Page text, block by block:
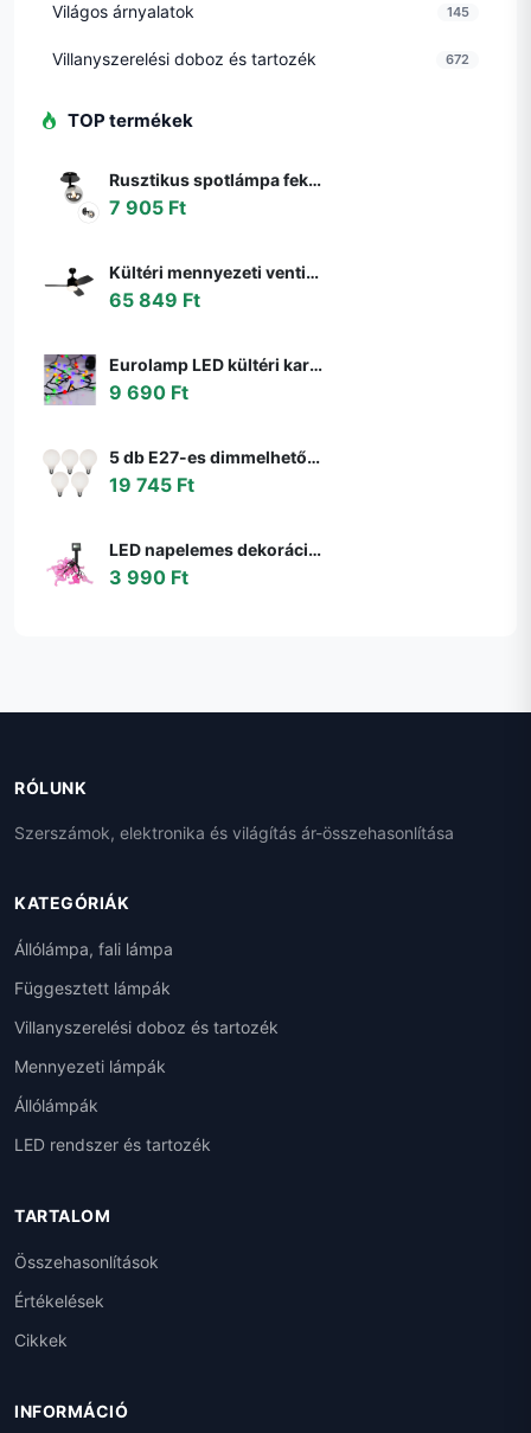
Világos árnyalatok 145
Villanyszerelési doboz és tartozék 672
TOP termékek
Rusztikus spotlámpa fekete állítható füstüveggel - Athén
7 905 Ft
Kültéri mennyezeti ventilátor fekete 91,3 cm LED-del, fényerőszabályzóval, távirányítóval IP44 - Toledo
65 849 Ft
Eurolamp LED kültéri karácsonyi fényfüzér LINE 500 LED 17,9 m IP44 többszínű 600
9 690 Ft
5 db E27-es dimmelhető LED izzó G95 matt 4W 430lm 2200-4000K szett
19 745 Ft
LED napelemes dekorációs lánc 10xLED/1,2V 300mAh 3,8m IP44 flamingó 311535
3 990 Ft
RÓLUNK
Szerszámok, elektronika és világítás ár-összehasonlítása
KATEGÓRIÁK
Állólámpa, fali lámpa
Függesztett lámpák
Villanyszerelési doboz és tartozék
Mennyezeti lámpák
Állólámpák
LED rendszer és tartozék
TARTALOM
Összehasonlítások
Értékelések
Cikkek
INFORMÁCIÓ